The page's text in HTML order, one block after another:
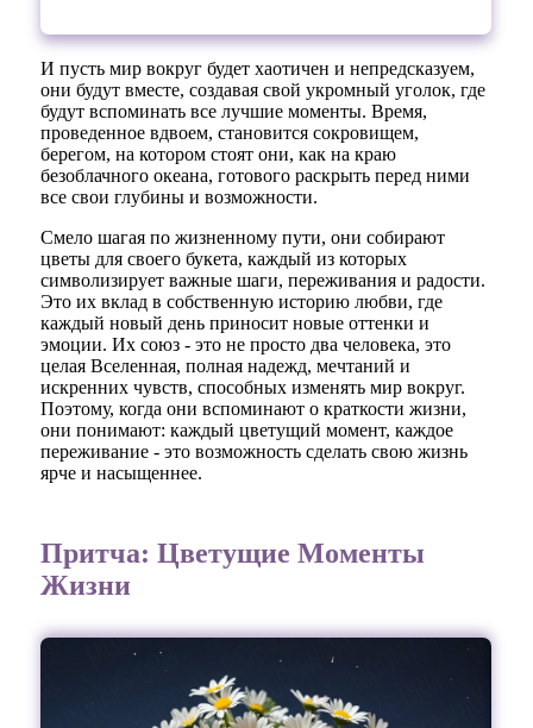
И пусть мир вокруг будет хаотичен и непредсказуем,
они будут вместе, создавая свой укромный уголок, где
будут вспоминать все лучшие моменты. Время,
проведенное вдвоем, становится сокровищем,
берегом, на котором стоят они, как на краю
безоблачного океана, готового раскрыть перед ними
все свои глубины и возможности.
Смело шагая по жизненному пути, они собирают
цветы для своего букета, каждый из которых
символизирует важные шаги, переживания и радости.
Это их вклад в собственную историю любви, где
каждый новый день приносит новые оттенки и
эмоции. Их союз - это не просто два человека, это
целая Вселенная, полная надежд, мечтаний и
искренних чувств, способных изменять мир вокруг.
Поэтому, когда они вспоминают о краткости жизни,
они понимают: каждый цветущий момент, каждое
переживание - это возможность сделать свою жизнь
ярче и насыщеннее.
Притча: Цветущие Моменты
Жизни